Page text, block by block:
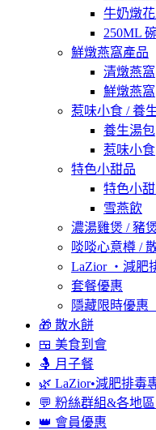
牛奶燉
250ML
鮮燉燕窩產品
清燉燕窩
鮮燉燕窩
惹味小食 / 養
養生湯包
惹味小食
特色小甜品
特色小
雪燕飲
濃湯雞煲 / 豬
啖啖心意樽 /
LaZior ・減肥
套餐優惠
隱藏限時優惠
🎁 散水餅
🍱 美食到會
🤱 月子餐
🌿 LaZior•減肥排毒
💬 粉絲群組&各地
👑 會員優惠